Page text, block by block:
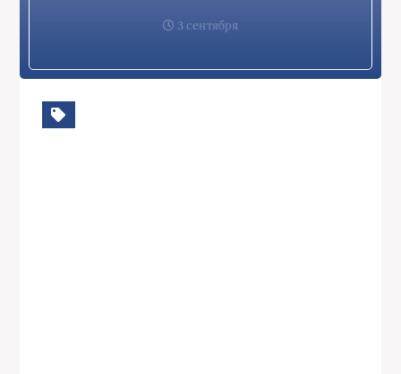
3 сентября